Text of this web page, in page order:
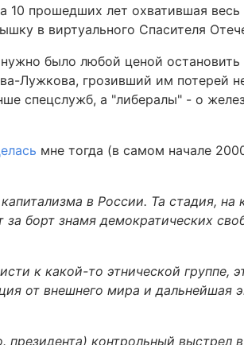
10 прошедших лет охватившая
в виртуального Спасителя
было любой ценой остановить
Лужкова, грозивший им потерей
спецслужб, а "либералы" - о
мне тогда (в самом начале
в России. Та стадия, на
борт знамя демократических
к какой-то этнической группе,
от внешнего мира и дальнейшая
контрольный выстрел